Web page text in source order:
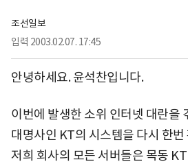
조선일보
입력 2003.02.07. 17:45
안녕하세요. 윤석찬입니다.
이번에 발생한 소위 인터넷 대란을
대명사인 KT의 시스템을 다시 한
저희 회사의 모든 서버들은 목동